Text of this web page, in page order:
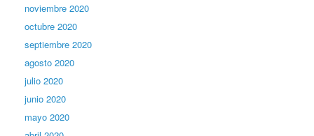
noviembre 2020
octubre 2020
septiembre 2020
agosto 2020
julio 2020
junio 2020
mayo 2020